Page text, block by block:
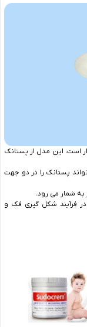
است، این مدل از پستانک
پستانک را در دو جهت
به شمار می رود.
فرآیند شکل گیری فک و